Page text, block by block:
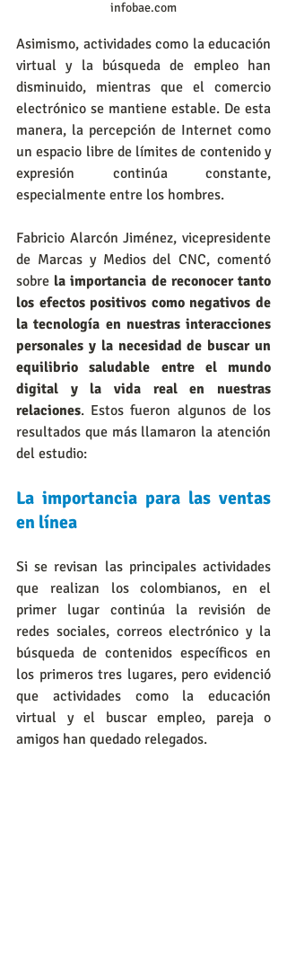
infobae.com
Asimismo, actividades como la educación
virtual y la búsqueda de empleo han
disminuido, mientras que el comercio
electrónico se mantiene estable. De esta
manera, la percepción de Internet como
un espacio libre de límites de contenido y
expresión continúa constante,
especialmente entre los hombres.
Fabricio Alarcón Jiménez, vicepresidente
de Marcas y Medios del CNC, comentó
sobre la importancia de reconocer tanto
los efectos positivos como negativos de
la tecnología en nuestras interacciones
personales y la necesidad de buscar un
equilibrio saludable entre el mundo
digital y la vida real en nuestras
relaciones. Estos fueron algunos de los
resultados que más llamaron la atención
del estudio:
La importancia para las ventas
en línea
Si se revisan las principales actividades
que realizan los colombianos, en el
primer lugar continúa la revisión de
redes sociales, correos electrónico y la
búsqueda de contenidos específicos en
los primeros tres lugares, pero evidenció
que actividades como la educación
virtual y el buscar empleo, pareja o
amigos han quedado relegados.